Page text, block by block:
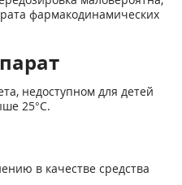
фармакодинамических
недоступном для детей
25°С.
в качестве средства